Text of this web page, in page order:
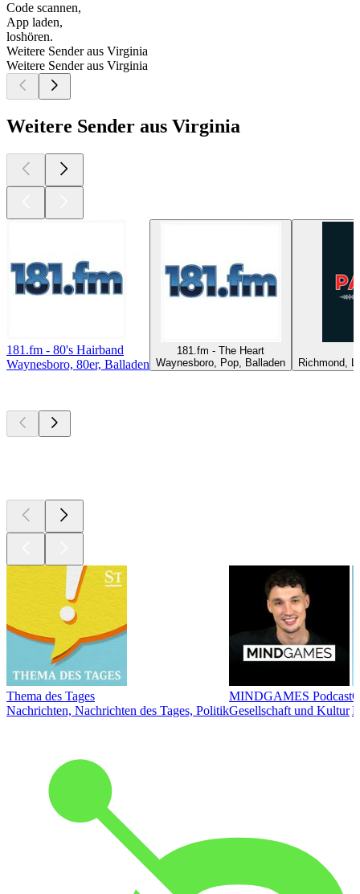
Code scannen,
App laden,
loshören.
Weitere Sender aus Virginia
Weitere Sender aus Virginia
Weitere Sender aus Virginia
181.fm - 80's Hairband
Waynesboro, 80er, Balladen
181.fm - The Heart
Waynesboro, Pop, Balladen
Richmond,
Thema des Tages
Nachrichten, Nachrichten des Tages, Politik
MINDGAMES Podcast
Gesellschaft und Kultur